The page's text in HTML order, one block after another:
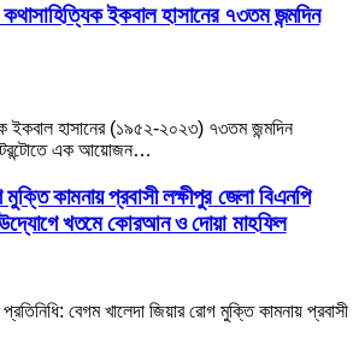
ইকবাল হাসানের ৭৩তম জন্মদিন
ইকবাল হাসানের (১৯৫২-২০২৩) ৭৩তম জন্মদিন
টরন্টোতে এক আয়োজন…
কামনায় প্রবাসী লক্ষীপুর জেলা বিএনপি
খতমে কোরআন ও দোয়া মাহফিল
বেগম খালেদা জিয়ার রোগ মুক্তি কামনায় প্রবাসী